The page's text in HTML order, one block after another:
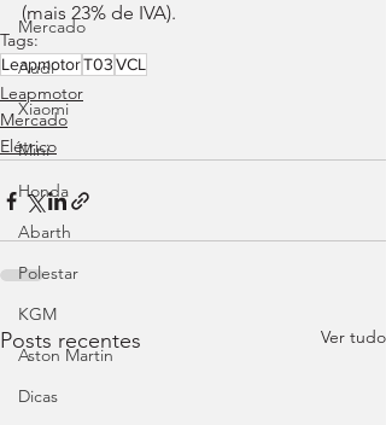
Mercado
Audi
Xiaomi
Mini
Honda
Abarth
Polestar
KGM
Aston Martin
Dicas
(mais 23% de IVA).
Tags:
LeapmotorT03VCL
Leapmotor
Mercado
Elétrico
Posts recentes Ver tudo